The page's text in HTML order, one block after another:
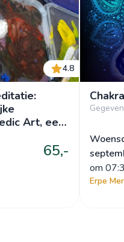
4.8
Art, een
65,-
om
Erpe